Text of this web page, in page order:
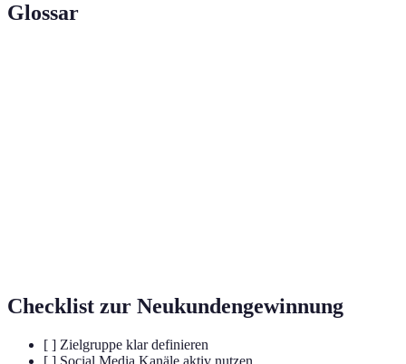
Glossar
Checklist zur Neukundengewinnung
[ ] Zielgruppe klar definieren
[ ] Social Media Kanäle aktiv nutzen